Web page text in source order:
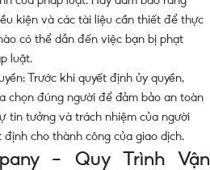
kiện và các tài liệu cần thiết để thực
có thể dẫn đến việc bạn bị phạt
luật.
Trước khi quyết định ủy quyền,
chọn đúng người để đảm bảo an toàn
tin tưởng và trách nhiệm của người
cho thành công của giao dịch.
– Quy Trình Vận